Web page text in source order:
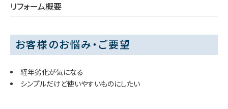
リフォーム概要
お客様のお悩み・ご要望
経年劣化が気になる
シンプルだけど使いやすいものにしたい